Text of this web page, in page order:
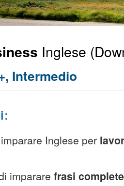
Inglese
Intermedio
Inglese per
imparare frasi complete